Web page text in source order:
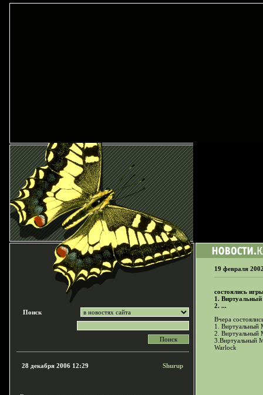
Поиск
28 декабря 2006 12:29 Shurup
19 февраля
состоялись
1.
2. ...
Вчера
1. Виртуальный
2. Виртуальный
3.Виртуальный
Warlock